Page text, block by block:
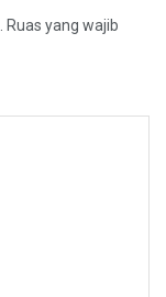
Ruas yang wajib